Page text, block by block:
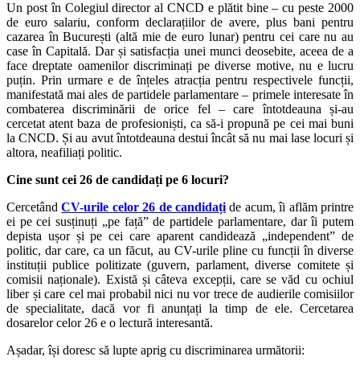
Un post în Colegiul director al CNCD e plătit bine – cu peste 2000
de euro salariu, conform declarațiilor de avere, plus bani pentru
cazarea în București (altă mie de euro lunar) pentru cei care nu au
case în Capitală. Dar și satisfacția unei munci deosebite, aceea de a
face dreptate oamenilor discriminați pe diverse motive, nu e lucru
puțin. Prin urmare e de înțeles atracția pentru respectivele funcții,
manifestată mai ales de partidele parlamentare – primele interesate în
combaterea discriminării de orice fel – care întotdeauna și-au
cercetat atent baza de profesioniști, ca să-i propună pe cei mai buni
la CNCD. Și au avut întotdeauna destui încât să nu mai lase locuri și
altora, neafiliați politic.
Cine sunt cei 26 de candidați pe 6 locuri?
CercetândCV-urile celor 26 de candidați de acum, îi aflăm printre
ei pe cei susținuți „pe față” de partidele parlamentare, dar îi putem
depista ușor și pe cei care aparent candidează „independent” de
politic, dar care, ca un făcut, au CV-urile pline cu funcții în diverse
instituții publice politizate (guvern, parlament, diverse comitete și
comisii naționale). Există și câteva excepții, care se văd cu ochiul
liber și care cel mai probabil nici nu vor trece de audierile comisiilor
de specialitate, dacă vor fi anunțați la timp de ele. Cercetarea
dosarelor celor 26 e o lectură interesantă.
Așadar, își doresc să lupte aprig cu discriminarea următorii: